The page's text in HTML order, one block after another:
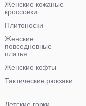
Женские кожаные
кроссовки
Плитоноски
Женские
повседневные
платья
Женские кофты
Тактические рюкзаки
Детские горки